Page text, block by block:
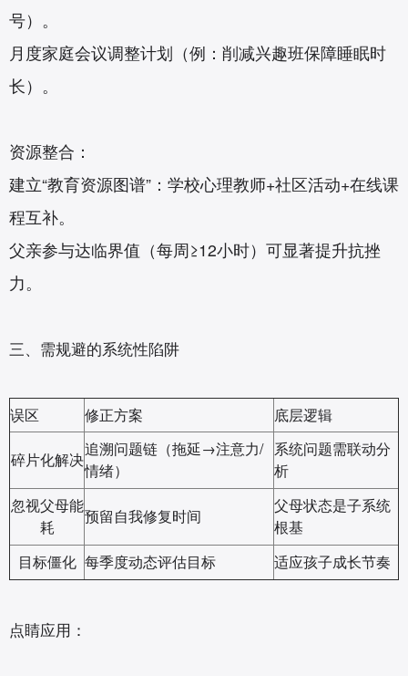
号）。
月度家庭会议调整计划（例：削减兴趣班保障睡眠时
长）。
资源整合‌：
建立“教育资源图谱”：学校心理教师+社区活动+在线课
程互补。
父亲参与达临界值（每周≥12小时）可显著提升抗挫
力。
三、需规避的系统性陷阱‌
误区 修正方案 底层逻辑
碎片化解决
追溯问题链（拖延→注意力/
情绪）
系统问题需联动分
析
忽视父母能
耗
预留自我修复时间
父母状态是子系统
根基
目标僵化 每季度动态评估目标 适应孩子成长节奏
点睛应用‌：